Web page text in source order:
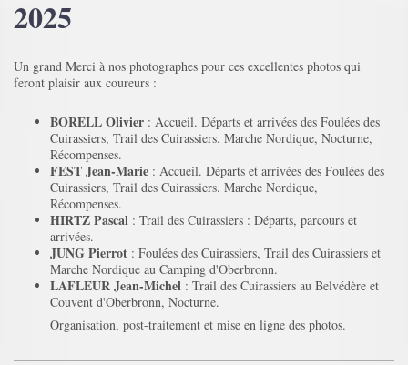
2025
Un grand Merci à nos photographes pour ces excellentes photos qui
feront plaisir aux coureurs :
BORELL Olivier : Accueil. Départs et arrivées des Foulées des
Cuirassiers, Trail des Cuirassiers. Marche Nordique, Nocturne,
Récompenses.
FEST Jean-Marie : Accueil. Départs et arrivées des Foulées des
Cuirassiers, Trail des Cuirassiers. Marche Nordique,
Récompenses.
HIRTZ Pascal : Trail des Cuirassiers : Départs, parcours et
arrivées.
JUNG Pierrot : Foulées des Cuirassiers, Trail des Cuirassiers et
Marche Nordique au Camping d'Oberbronn.
LAFLEUR Jean-Michel : Trail des Cuirassiers au Belvédère et
Couvent d'Oberbronn, Nocturne.
Organisation, post-traitement et mise en ligne des photos.